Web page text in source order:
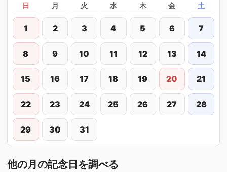
日 月 火 水 木 金 土
1 2 3 4 5 6 7
8 9 10 11 12 13 14
15 16 17 18 19 20 21
22 23 24 25 26 27 28
29 30 31
他の月の記念日を調べる